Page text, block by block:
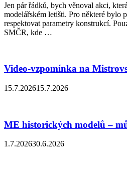
Jen pár řádků, bych věnoval akci,
modelářském letišti. Pro některé bylo
respektovat parametry konstrukcí.
SMČR, kde …
Video-vzpomínka na
15.7.202615.7.2026
ME historických modelů –
1.7.202630.6.2026